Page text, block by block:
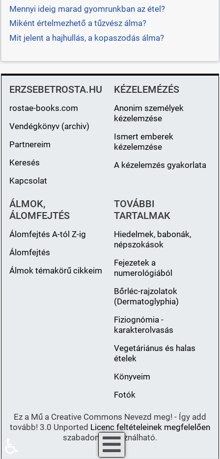
Mennyi ideig marad gyomrunkban az étel?
Miként értelmezhető a tűzvész álma?
Mit jelent a hajhullás, a kopaszodás álma?
ERZSEBETROSTA.HU
rostae-books.com
Vendégkönyv (archiv)
Partnereim
Keresés
Kapcsolat
KÉZELEMÉZÉS
Anonim személyek
kézelemzése
Ismert emberek
kézelemzése
A kézelemzés gyakorlata
ÁLMOK,
ÁLOMFEJTÉS
Álomfejtés A-tól Z-ig
Álomfejtés
Álmok témakörű cikkeim
TOVÁBBI
TARTALMAK
Hiedelmek, babonák,
népszokások
Fejezetek a
numerológiából
Bőrléc-rajzolatok
(Dermatoglyphia)
Fiziognómia -
karakterolvasás
Vegetáriánus és halas
ételek
Könyveim
Fotók
Ez a Mű a Creative Commons Nevezd meg! - Így add
tovább! 3.0 Unported Licenc feltételeinek megfelelően
szabadon felhasználható.